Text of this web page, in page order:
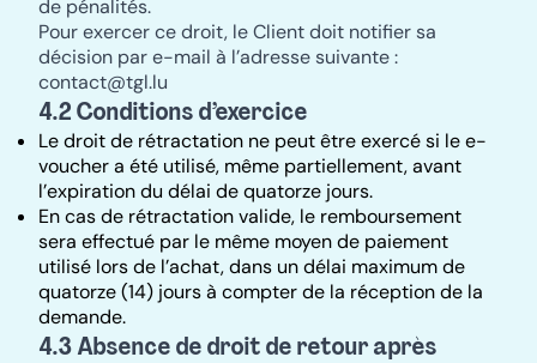
de pénalités.
Pour exercer ce droit, le Client doit notifier sa
décision par e-mail à l’adresse suivante :
contact@tgl.lu
4.2 Conditions d’exercice
Le droit de rétractation ne peut être exercé si le e-
voucher a été utilisé, même partiellement, avant
l’expiration du délai de quatorze jours.
En cas de rétractation valide, le remboursement
sera effectué par le même moyen de paiement
utilisé lors de l’achat, dans un délai maximum de
quatorze (14) jours à compter de la réception de la
demande.
4.3 Absence de droit de retour après